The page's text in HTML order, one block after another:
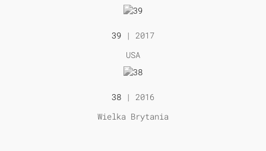
39 | 2017
USA
38 | 2016
Wielka Brytania